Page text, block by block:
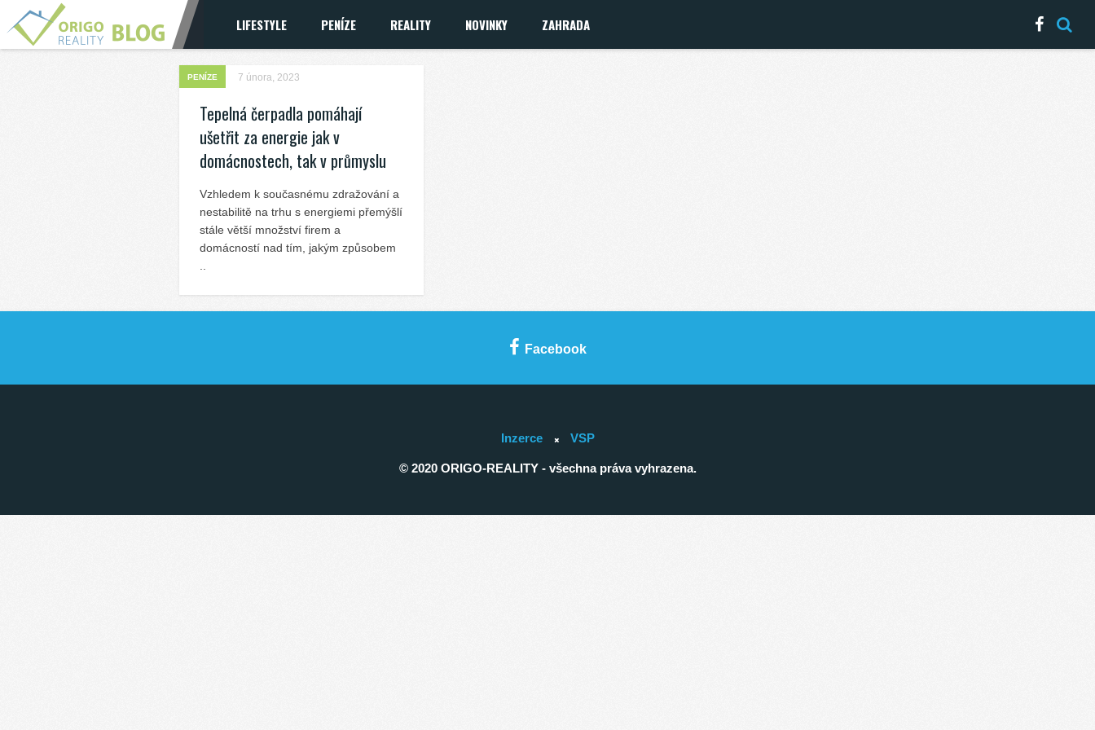
LIFESTYLE PENÍZE REALITY NOVINKY ZAHRADA
PENÍZE 7 února, 2023
Tepelná čerpadla pomáhají
ušetřit za energie jak v
domácnostech, tak v průmyslu
Vzhledem k současnému zdražování a
nestabilitě na trhu s energiemi přemýšlí
stále větší množství firem a
domácností nad tím, jakým způsobem
Facebook
Inzerce VSP
© 2020 ORIGO-REALITY - všechna práva vyhrazena.